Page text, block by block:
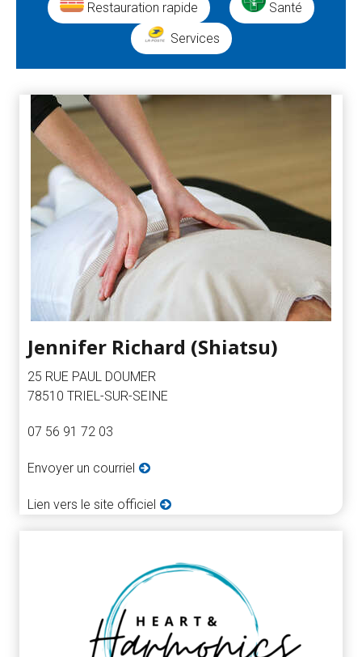
Restauration rapide
Santé
Services
Résultats
de
recherche
Jennifer Richard (Shiatsu)
25 RUE PAUL DOUMER
78510 TRIEL-SUR-SEINE
07 56 91 72 03
Envoyer un courriel
Lien vers le site officiel